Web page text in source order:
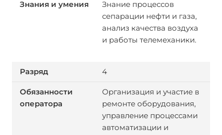
Знание процессов
сепарации нефти и газа,
анализ качества воздуха
и работы телемеханики.
4
Организация и участие в
ремонте оборудования,
управление процессами
автоматизации и